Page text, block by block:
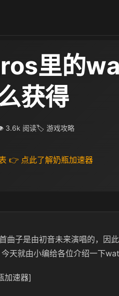
里的
获得
3.6k 阅读🏷 游戏攻略
👉 点此了解奶瓶加速器
曲子是由初音未来演唱的，因
天就由小编给各位介绍一下
加速器]